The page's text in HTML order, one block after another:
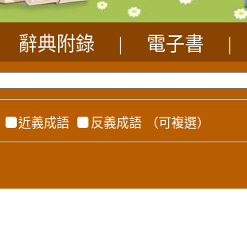
辭典附錄 電子書
近義成語 反義成語 （可複選）